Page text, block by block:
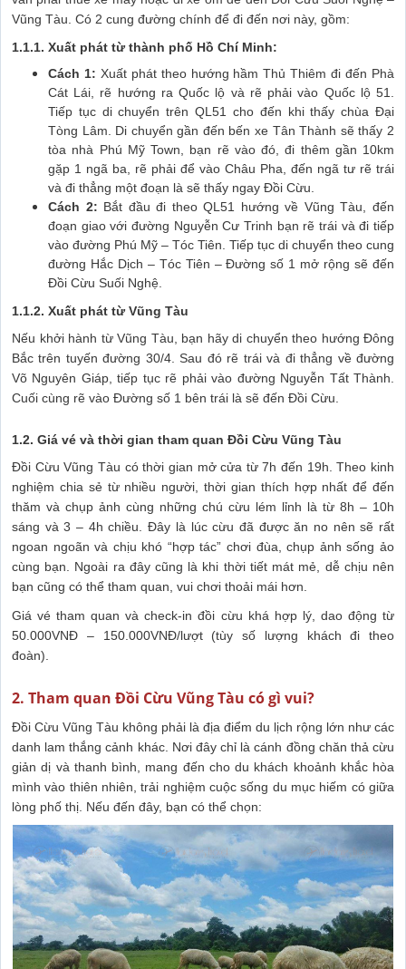
Vũng Tàu. Có 2 cung đường chính để đi đến nơi này, gồm:
1.1.1. Xuất phát từ thành phố Hồ Chí Minh:
Cách 1: Xuất phát theo hướng hầm Thủ Thiêm đi đến Phà
Cát Lái, rẽ hướng ra Quốc lộ và rẽ phải vào Quốc lộ 51.
Tiếp tục di chuyển trên QL51 cho đến khi thấy chùa Đại
Tòng Lâm. Di chuyển gần đến bến xe Tân Thành sẽ thấy 2
tòa nhà Phú Mỹ Town, bạn rẽ vào đó, đi thêm gần 10km
gặp 1 ngã ba, rẽ phải để vào Châu Pha, đến ngã tư rẽ trái
và đi thẳng một đoạn là sẽ thấy ngay Đồi Cừu.
Cách 2: Bắt đầu đi theo QL51 hướng về Vũng Tàu, đến
đoạn giao với đường Nguyễn Cư Trinh bạn rẽ trái và đi tiếp
vào đường Phú Mỹ – Tóc Tiên. Tiếp tục di chuyển theo cung
đường Hắc Dịch – Tóc Tiên – Đường số 1 mở rộng sẽ đến
Đồi Cừu Suối Nghệ.
1.1.2. Xuất phát từ Vũng Tàu
Nếu khởi hành từ Vũng Tàu, bạn hãy di chuyển theo hướng Đông
Bắc trên tuyến đường 30/4. Sau đó rẽ trái và đi thẳng về đường
Võ Nguyên Giáp, tiếp tục rẽ phải vào đường Nguyễn Tất Thành.
Cuối cùng rẽ vào Đường số 1 bên trái là sẽ đến Đồi Cừu.
1.2. Giá vé và thời gian tham quan Đồi Cừu Vũng Tàu
Đồi Cừu Vũng Tàu có thời gian mở cửa từ 7h đến 19h. Theo kinh
nghiệm chia sẻ từ nhiều người, thời gian thích hợp nhất để đến
thăm và chụp ảnh cùng những chú cừu lém lỉnh là từ 8h – 10h
sáng và 3 – 4h chiều. Đây là lúc cừu đã được ăn no nên sẽ rất
ngoan ngoãn và chịu khó “hợp tác” chơi đùa, chụp ảnh sống ảo
cùng bạn. Ngoài ra đây cũng là khi thời tiết mát mẻ, dễ chịu nên
bạn cũng có thể tham quan, vui chơi thoải mái hơn.
Giá vé tham quan và check-in đồi cừu khá hợp lý, dao động từ
50.000VNĐ – 150.000VNĐ/lượt (tùy số lượng khách đi theo
đoàn).
2. Tham quan Đồi Cừu Vũng Tàu có gì vui?
Đồi Cừu Vũng Tàu không phải là địa điểm du lịch rộng lớn như các
danh lam thắng cảnh khác. Nơi đây chỉ là cánh đồng chăn thả cừu
giản dị và thanh bình, mang đến cho du khách khoảnh khắc hòa
mình vào thiên nhiên, trải nghiệm cuộc sống du mục hiếm có giữa
lòng phố thị. Nếu đến đây, bạn có thể chọn: